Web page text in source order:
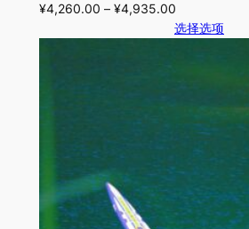
¥4,260.00 – ¥4,935.00
选择选项